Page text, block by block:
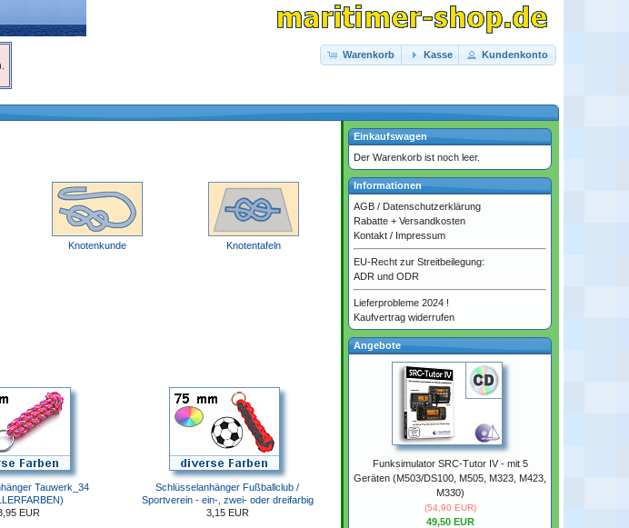
Warenkorb Kasse Kundenkonto
Knotenkunde Knotentafeln
Tauwerk_34
EUR
Schlüsselanhänger Fußballclub /
Sportverein - ein-, zwei- oder dreifarbig
3,15 EUR
Einkaufswagen
Der Warenkorb ist noch leer.
Informationen
AGB / Datenschutzerklärung
Rabatte + Versandkosten
Kontakt / Impressum
EU-Recht zur Streitbeilegung:
ADR und ODR
Lieferprobleme 2024 !
Kaufvertrag widerrufen
Angebote
Funksimulator SRC-Tutor IV - mit 5
Geräten (M503/DS100, M505, M323, M423,
M330)
(54,90 EUR)
49,50 EUR